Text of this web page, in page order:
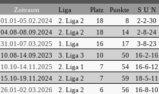
Zeitraum Liga Platz Punkte S-U-N
01.01-05.02.2024 2. Liga 2 18 8 2-2-30
04.08-08.09.2024 2. Liga 2 18 14 2-8-24
31.01-07.03.2025 1. Liga 16 17 3-8-23
10.08-14.09.2023 3. Liga 3 10 50 16-2-16
10.10-14.11.2025 2. Liga 1 7 54 16-6-12
15.10-19.11.2024 2. Liga 2 7 59 18-5-11
26.01-02.03.2026 2. Liga 2 6 56 16-8-10